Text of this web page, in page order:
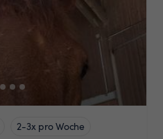
2-3x pro Woche